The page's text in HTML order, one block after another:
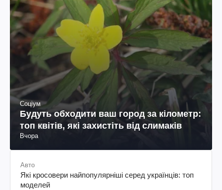
Соціум
Будуть обходити ваш город за кілометр:
топ квітів, які захистіть від слимаків
Вчора
Авто
Які кросовери найпопулярніші серед українців: топ
моделей